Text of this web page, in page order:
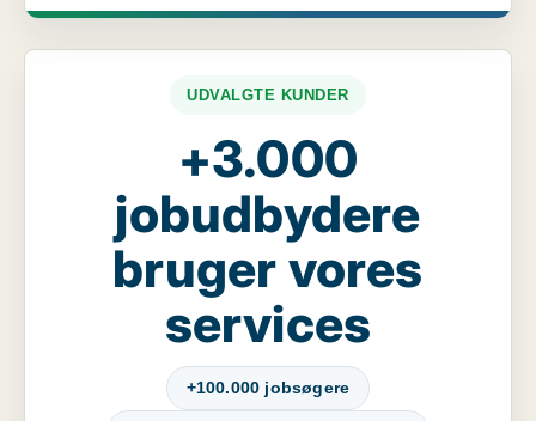
UDVALGTE KUNDER
+3.000
jobudbydere
bruger vores
services
+100.000 jobsøgere